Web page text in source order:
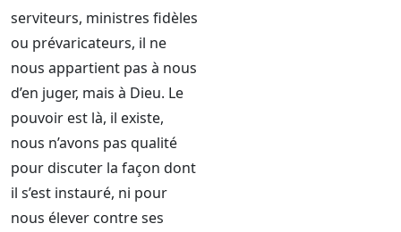
serviteurs, ministres fidèles
ou prévaricateurs, il ne
nous appartient pas à nous
d’en juger, mais à Dieu. Le
pouvoir est là, il existe,
nous n’avons pas qualité
pour discuter la façon dont
il s’est instauré, ni pour
nous élever contre ses